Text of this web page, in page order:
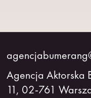
WSPÓŁPRACA
O
NAS
Agencja Aktorska
11, 02-761